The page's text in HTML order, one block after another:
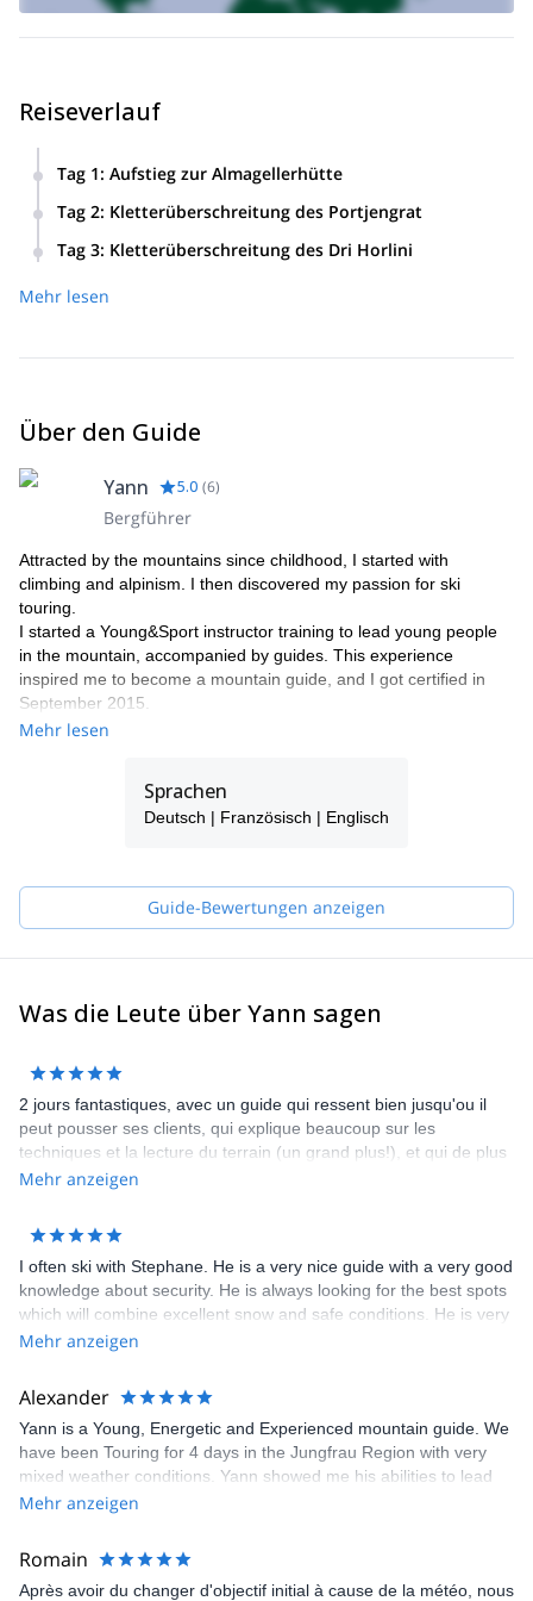
Reiseverlauf
Tag 1: Aufstieg zur Almagellerhütte
können wir etwas Zeit verbringen, um die Grundlagen des
Kletterns zu überprüfen (Grundknoten, Abseiltechniken,
Tag 2: Kletterüberschreitung des Portjengrat
Tag 3: Kletterüberschreitung des Dri Horlini
Mehr lesen
Über den Guide
Yann 5.0 (6)
Bergführer
Attracted by the mountains since childhood, I started with
climbing and alpinism. I then discovered my passion for ski
touring.
I started a Young&Sport instructor training to lead young people
in the mountain, accompanied by guides. This experience
inspired me to become a mountain guide, and I got certified in
September 2015.
I work in a guide's office with other guides friends as Stéphane,
a region, laughing, everything in a safe way.
So if there's something you wish, if you dream of exploring a
Mehr lesen
Sprachen
Deutsch | Französisch | Englisch
Guide-Bewertungen anzeigen
Was die Leute über Yann sagen
2 jours fantastiques, avec un guide qui ressent bien jusqu'ou il
peut pousser ses clients, qui explique beaucoup sur les
techniques et la lecture du terrain (un grand plus!), et qui de plus
est très sympa. A refaire chaque année! Bruno, Renaud et
Mehr anzeigen
I often ski with Stephane. He is a very nice guide with a very good
knowledge about security. He is always looking for the best spots
which will combine excellent snow and safe conditions. He is very
communicative and friendly.
Mehr anzeigen
Alexander
Yann is a Young, Energetic and Experienced mountain guide. We
have been Touring for 4 days in the Jungfrau Region with very
mixed weather conditions. Yann showed me his abilities to lead
under very tough weather conditions. Although always looking for
conditions, he proved his experienced as a guide and knowledge
of the region. Safety is always first and from there we strive for
our limits. We had an amazing 4-days and future adventures with
Mehr anzeigen
Romain
Après avoir du changer d'objectif initial à cause de la météo, nous